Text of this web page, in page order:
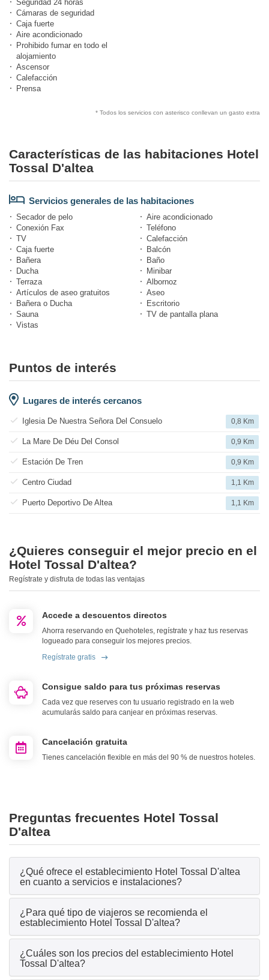
Seguridad 24 horas
Cámaras de seguridad
Caja fuerte
Aire acondicionado
Prohibido fumar en todo el
alojamiento
Ascensor
Calefacción
Prensa
* Todos los servicios con asterisco conllevan un gasto extra
Características de las habitaciones Hotel
Tossal D'altea
Servicios generales de las habitaciones
Secador de pelo
Aire acondicionado
Conexión Fax
Teléfono
TV
Calefacción
Caja fuerte
Balcón
Bañera
Baño
Ducha
Minibar
Terraza
Albornoz
Artículos de aseo gratuitos
Aseo
Bañera o Ducha
Escritorio
Sauna
TV de pantalla plana
Vistas
Puntos de interés
Lugares de interés cercanos
Iglesia De Nuestra Señora Del Consuelo 0,8 Km
La Mare De Déu Del Consol 0,9 Km
Estación De Tren 0,9 Km
Centro Ciudad 1,1 Km
Puerto Deportivo De Altea 1,1 Km
¿Quieres conseguir el mejor precio en el
Hotel Tossal D'altea?
Regístrate y disfruta de todas las ventajas
Accede a descuentos directos
Ahorra reservando en Quehoteles, regístrate y haz tus reservas
logueado para conseguir los mejores precios.
Regístrate gratis
Consigue saldo para tus próximas reservas
Cada vez que reserves con tu usuario registrado en la web
acumularás saldo para canjear en próximas reservas.
Cancelación gratuita
Tienes cancelación flexible en más del 90 % de nuestros hoteles.
Preguntas frecuentes Hotel Tossal
D'altea
¿Qué ofrece el establecimiento Hotel Tossal D'altea
en cuanto a servicios e instalaciones?
¿Para qué tipo de viajeros se recomienda el
establecimiento Hotel Tossal D'altea?
¿Cuáles son los precios del establecimiento Hotel
Tossal D'altea?